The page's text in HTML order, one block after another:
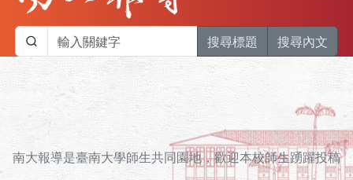
搜尋標題 搜尋內文
南大報導是臺南大學師生共同園地，歡迎本校師生踴躍投稿